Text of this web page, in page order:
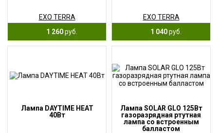
EXO TERRA
1 260руб.
EXO TERRA
1 040руб.
Лампа DAYTIME HEAT
40Вт
Лампа SOLAR GLO 125Вт
газоразрядная ртутная
лампа со встроенным
балластом